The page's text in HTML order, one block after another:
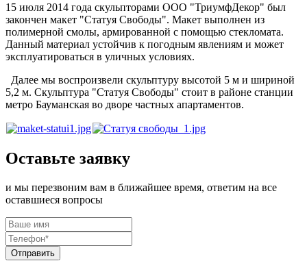
15 июля 2014 года скульпторами ООО "ТриумфДекор" был
закончен макет "Статуя Свободы". Макет выполнен из
полимерной смолы, армированной с помощью стекломата.
Данный материал устойчив к погодным явлениям и может
эксплуатироваться в уличных условиях.
Далее мы воспроизвели скульптуру высотой 5 м и шириной
5,2 м. Скульптура "Статуя Свободы" стоит в районе станции
метро Бауманская во дворе частных апартаментов.
Оставьте заявку
и мы перезвоним вам в ближайшее время, ответим на все
оставшиеся вопросы